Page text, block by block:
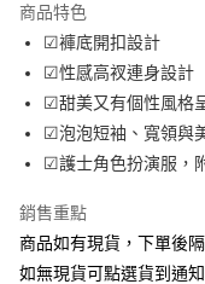
Apple Pay
街口支付
ATM付款
全家取貨付款
每筆NT$70，滿
商品特色
☑褲底開扣設計
☑性感高衩連身設計
☑甜美又有個性風格
☑泡泡短袖、寬領與
☑護士角色扮演服，
銷售重點
商品如有現貨，下單後
如無現貨可點選貨到通